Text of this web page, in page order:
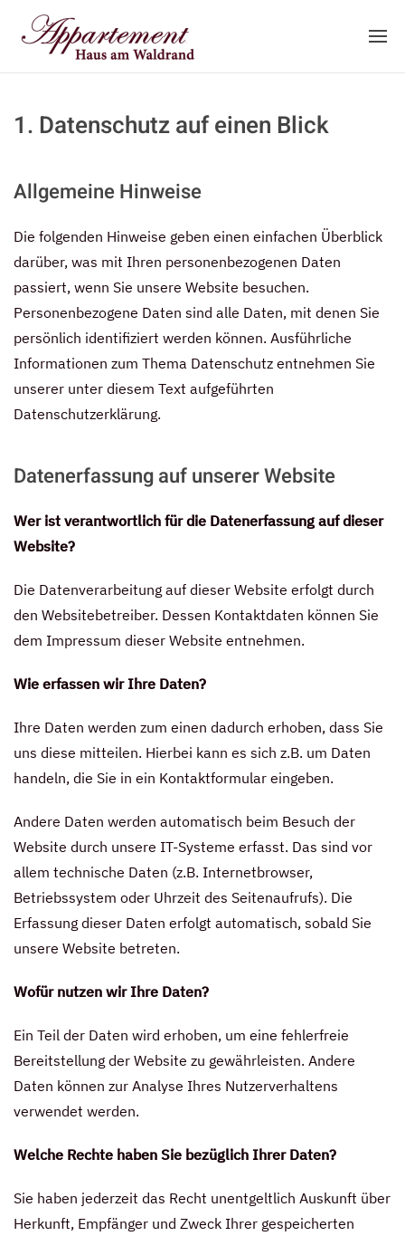
1. Datenschutz auf einen Blick
Allgemeine Hinweise
Die folgenden Hinweise geben einen einfachen Überblick
darüber, was mit Ihren personenbezogenen Daten
passiert, wenn Sie unsere Website besuchen.
Personenbezogene Daten sind alle Daten, mit denen Sie
persönlich identifiziert werden können. Ausführliche
Informationen zum Thema Datenschutz entnehmen Sie
unserer unter diesem Text aufgeführten
Datenschutzerklärung.
Datenerfassung auf unserer Website
Wer ist verantwortlich für die Datenerfassung auf dieser
Website?
Die Datenverarbeitung auf dieser Website erfolgt durch
den Websitebetreiber. Dessen Kontaktdaten können Sie
dem Impressum dieser Website entnehmen.
Wie erfassen wir Ihre Daten?
Ihre Daten werden zum einen dadurch erhoben, dass Sie
uns diese mitteilen. Hierbei kann es sich z.B. um Daten
handeln, die Sie in ein Kontaktformular eingeben.
Andere Daten werden automatisch beim Besuch der
Website durch unsere IT-Systeme erfasst. Das sind vor
allem technische Daten (z.B. Internetbrowser,
Betriebssystem oder Uhrzeit des Seitenaufrufs). Die
Erfassung dieser Daten erfolgt automatisch, sobald Sie
unsere Website betreten.
Wofür nutzen wir Ihre Daten?
Ein Teil der Daten wird erhoben, um eine fehlerfreie
Bereitstellung der Website zu gewährleisten. Andere
Daten können zur Analyse Ihres Nutzerverhaltens
verwendet werden.
Welche Rechte haben Sie bezüglich Ihrer Daten?
Sie haben jederzeit das Recht unentgeltlich Auskunft über
Herkunft, Empfänger und Zweck Ihrer gespeicherten